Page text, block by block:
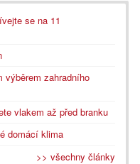
se na 11
výběrem zahradního
vlakem až před branku
domácí klima
>> všechny články